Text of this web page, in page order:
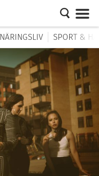
NÄRINGSLIV SPORT &